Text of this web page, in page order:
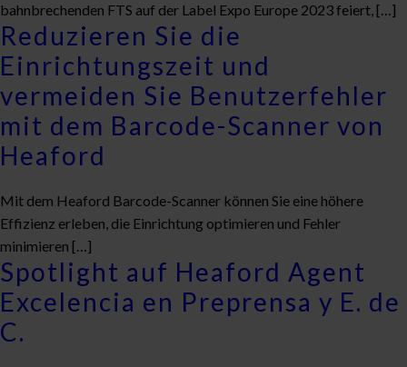
bahnbrechenden FTS auf der Label Expo Europe 2023 feiert, […]
Reduzieren Sie die
Einrichtungszeit und
vermeiden Sie Benutzerfehler
mit dem Barcode-Scanner von
Heaford
Mit dem Heaford Barcode-Scanner können Sie eine höhere
Effizienz erleben, die Einrichtung optimieren und Fehler
minimieren […]
Spotlight auf Heaford Agent
Excelencia en Preprensa y E. de
C.